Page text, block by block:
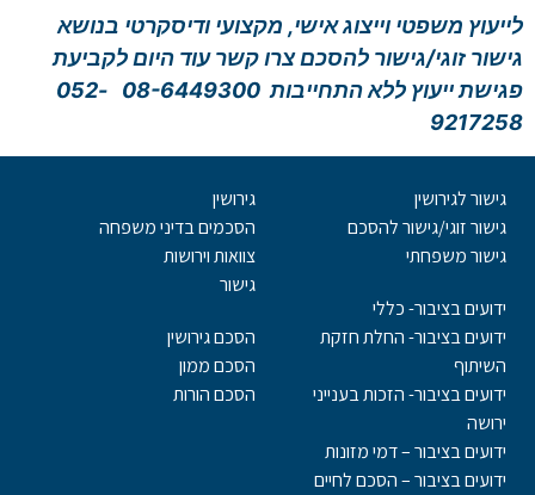
לייעוץ משפטי וייצוג אישי, מקצועי ודיסקרטי בנושא
גישור זוגי/גישור להסכם צרו קשר עוד היום לקביעת
פגישת ייעוץ ללא התחייבות 08-6449300 052-
9217258
גישור לגירושין
גישור זוגי/גישור להסכם
גישור משפחתי
ידועים בציבור- כללי
ידועים בציבור- החלת חזקת
השיתוף
ידועים בציבור- הזכות בענייני
ירושה
ידועים בציבור – דמי מזונות
ידועים בציבור – הסכם לחיים
גירושין
הסכמים בדיני משפחה
צוואות וירושות
גישור
הסכם גירושין
הסכם ממון
הסכם הורות